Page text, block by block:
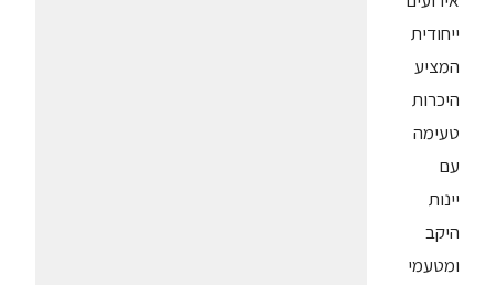
ייחודית
המציע
היכרות
טעימה
עם
יינות
היקב
ומטעמי